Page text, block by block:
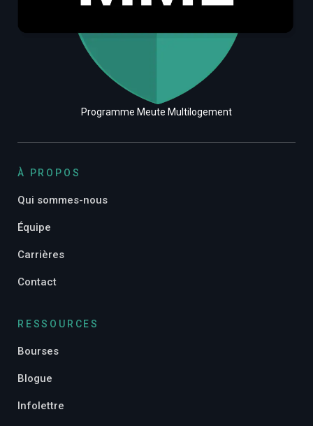
Programme Meute Multilogement
À PROPOS
Qui sommes-nous
Équipe
Carrières
Contact
RESSOURCES
Bourses
Blogue
Infolettre